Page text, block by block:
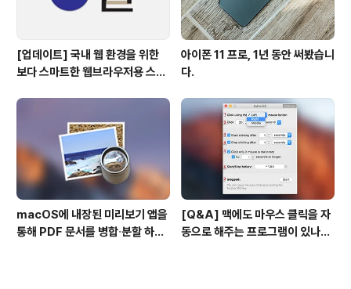
[업데이트] 국내 웹 환경을 위한
보다 스마트한 웹브라우저용 스타
아이폰 11 프로, 1년 동안 써봤습니
다.
macOS에 내장된 미리보기 앱을
통해 PDF 문서를 병합∙분할 하는
[Q&A] 맥에도 마우스 클릭을 자
동으로 해주는 프로그램이 있나